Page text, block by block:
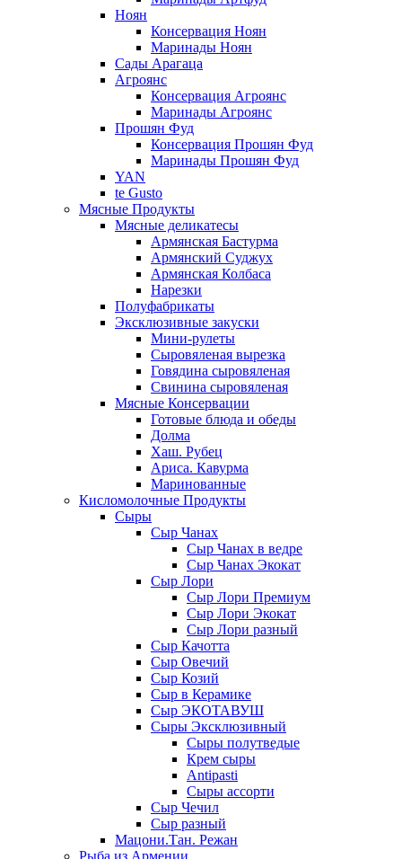
Ноян
Консервация Ноян
Маринады Ноян
Сады Арагаца
Агроянс
Консервация Агроянс
Маринады Агроянс
Прошян Фуд
Консервация Прошян Фуд
Маринады Прошян Фуд
YAN
te Gusto
Мясные Продукты
Мясные деликатесы
Армянская Бастурма
Армянский Суджух
Армянская Колбаса
Нарезки
Полуфабрикаты
Эксклюзивные закуски
Мини-рулеты
Сыровяленая вырезка
Говядина сыровяленая
Свинина сыровяленая
Мясные Консервации
Готовые блюда и обеды
Долма
Хаш. Рубец
Ариса. Кавурма
Маринованные
Кисломолочные Продукты
Сыры
Сыр Чанах
Сыр Чанах в ведре
Сыр Чанах Экокат
Сыр Лори
Сыр Лори Премиум
Сыр Лори Экокат
Сыр Лори разный
Сыр Качотта
Сыр Овечий
Сыр Козий
Сыр в Керамике
Сыр ЭКОТАВУШ
Сыры Эксклюзивный
Сыры полутведые
Крем сыры
Antipasti
Сыры ассорти
Сыр Чечил
Сыр разный
Мацони.Тан. Режан
Рыба из Армении